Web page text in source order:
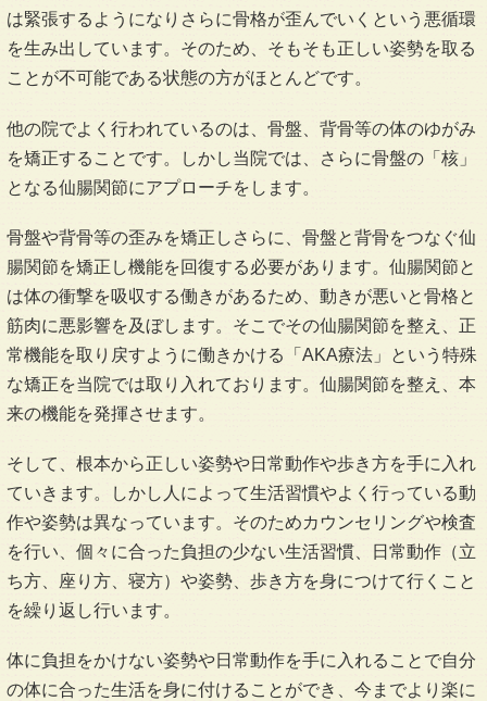
は緊張するようになりさらに骨格が歪んでいくという悪循環
を生み出しています。そのため、そもそも正しい姿勢を取る
ことが不可能である状態の方がほとんどです。
他の院でよく行われているのは、骨盤、背骨等の体のゆがみ
を矯正することです。しかし当院では、さらに骨盤の「核」
となる仙腸関節にアプローチをします。
骨盤や背骨等の歪みを矯正しさらに、骨盤と背骨をつなぐ仙
腸関節を矯正し機能を回復する必要があります。仙腸関節と
は体の衝撃を吸収する働きがあるため、動きが悪いと骨格と
筋肉に悪影響を及ぼします。そこでその仙腸関節を整え、正
常機能を取り戻すように働きかける「AKA療法」という特殊
な矯正を当院では取り入れております。仙腸関節を整え、本
来の機能を発揮させます。
そして、根本から正しい姿勢や日常動作や歩き方を手に入れ
ていきます。しかし人によって生活習慣やよく行っている動
作や姿勢は異なっています。そのためカウンセリングや検査
を行い、個々に合った負担の少ない生活習慣、日常動作（立
ち方、座り方、寝方）や姿勢、歩き方を身につけて行くこと
を繰り返し行います。
体に負担をかけない姿勢や日常動作を手に入れることで自分
の体に合った生活を身に付けることができ、今までより楽に